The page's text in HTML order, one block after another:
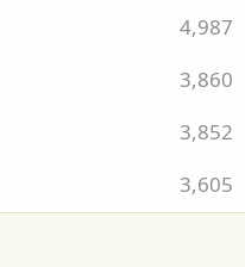
4,987
3,860
3,852
3,605